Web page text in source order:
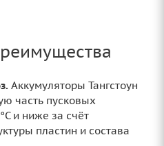
Аккумуляторы Тангстоун
часть пусковых
и ниже за счёт
пластин и состава